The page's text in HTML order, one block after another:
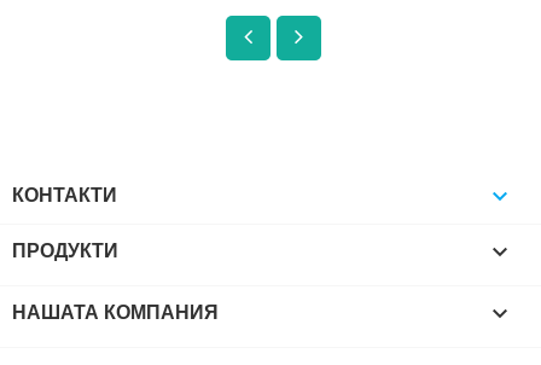
КОНТАКТИ 
ПРОДУКТИ 
НАШАТА КОМПАНИЯ 